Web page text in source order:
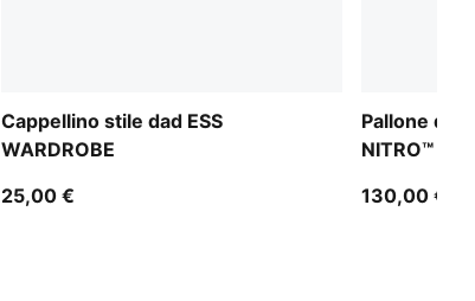
Cappellino stile dad ESS
WARDROBE
25,00 €
Pallone da
NITRO™
130,00 €